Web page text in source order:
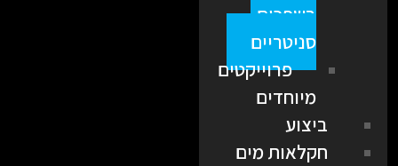
בשפכים
סניטריים
פרוייקטים
מיוחדים
ביצוע
חקלאות מים